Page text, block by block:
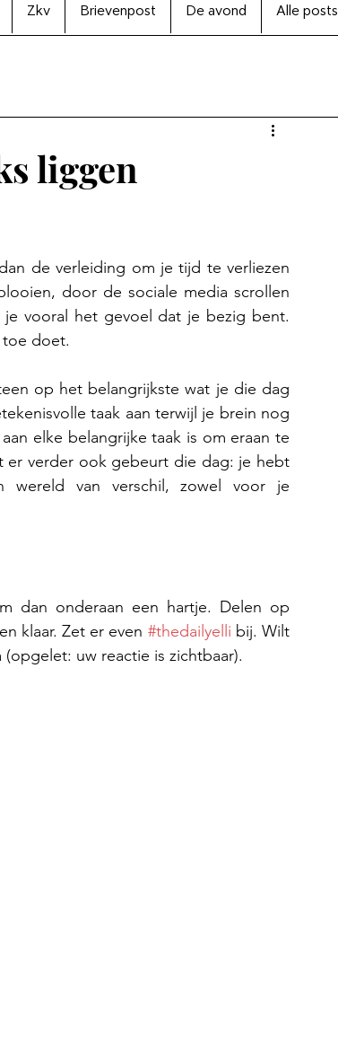
Zkv Brievenpost De avond Alle posts
liggen
de verleiding om je tijd te verliezen
door de sociale media scrollen
vooral het gevoel dat je bezig bent.
doet.
op het belangrijkste wat je die dag
taak aan terwijl je brein nog
elke belangrijke taak is om eraan te
er verder ook gebeurt die dag: je hebt
wereld van verschil, zowel voor je
dan onderaan een hartje. Delen op
klaar. Zet er even #thedailyelli bij. Wilt
uw reactie is zichtbaar).